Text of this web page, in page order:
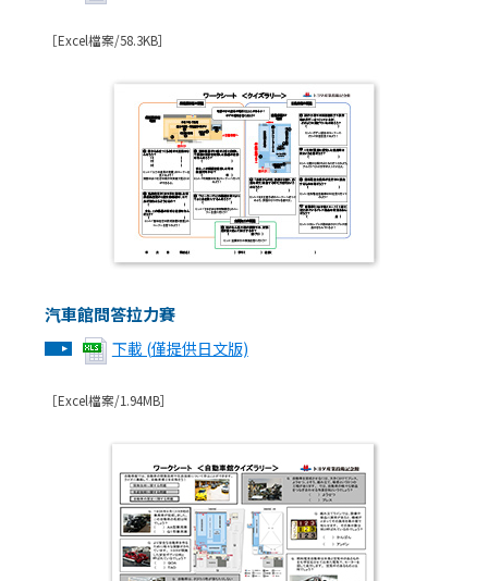
［Excel檔案/58.3KB］
汽車館問答拉力賽
下載 (僅提供日文版)
［Excel檔案/1.94MB］